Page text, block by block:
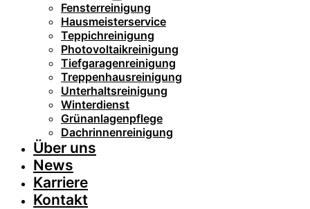
Fensterreinigung
Hausmeisterservice
Teppichreinigung
Photovoltaikreinigung
Tiefgaragenreinigung
Treppenhausreinigung
Unterhaltsreinigung
Winterdienst
Grünanlagenpflege
Dachrinnenreinigung
Über uns
News
Karriere
Kontakt